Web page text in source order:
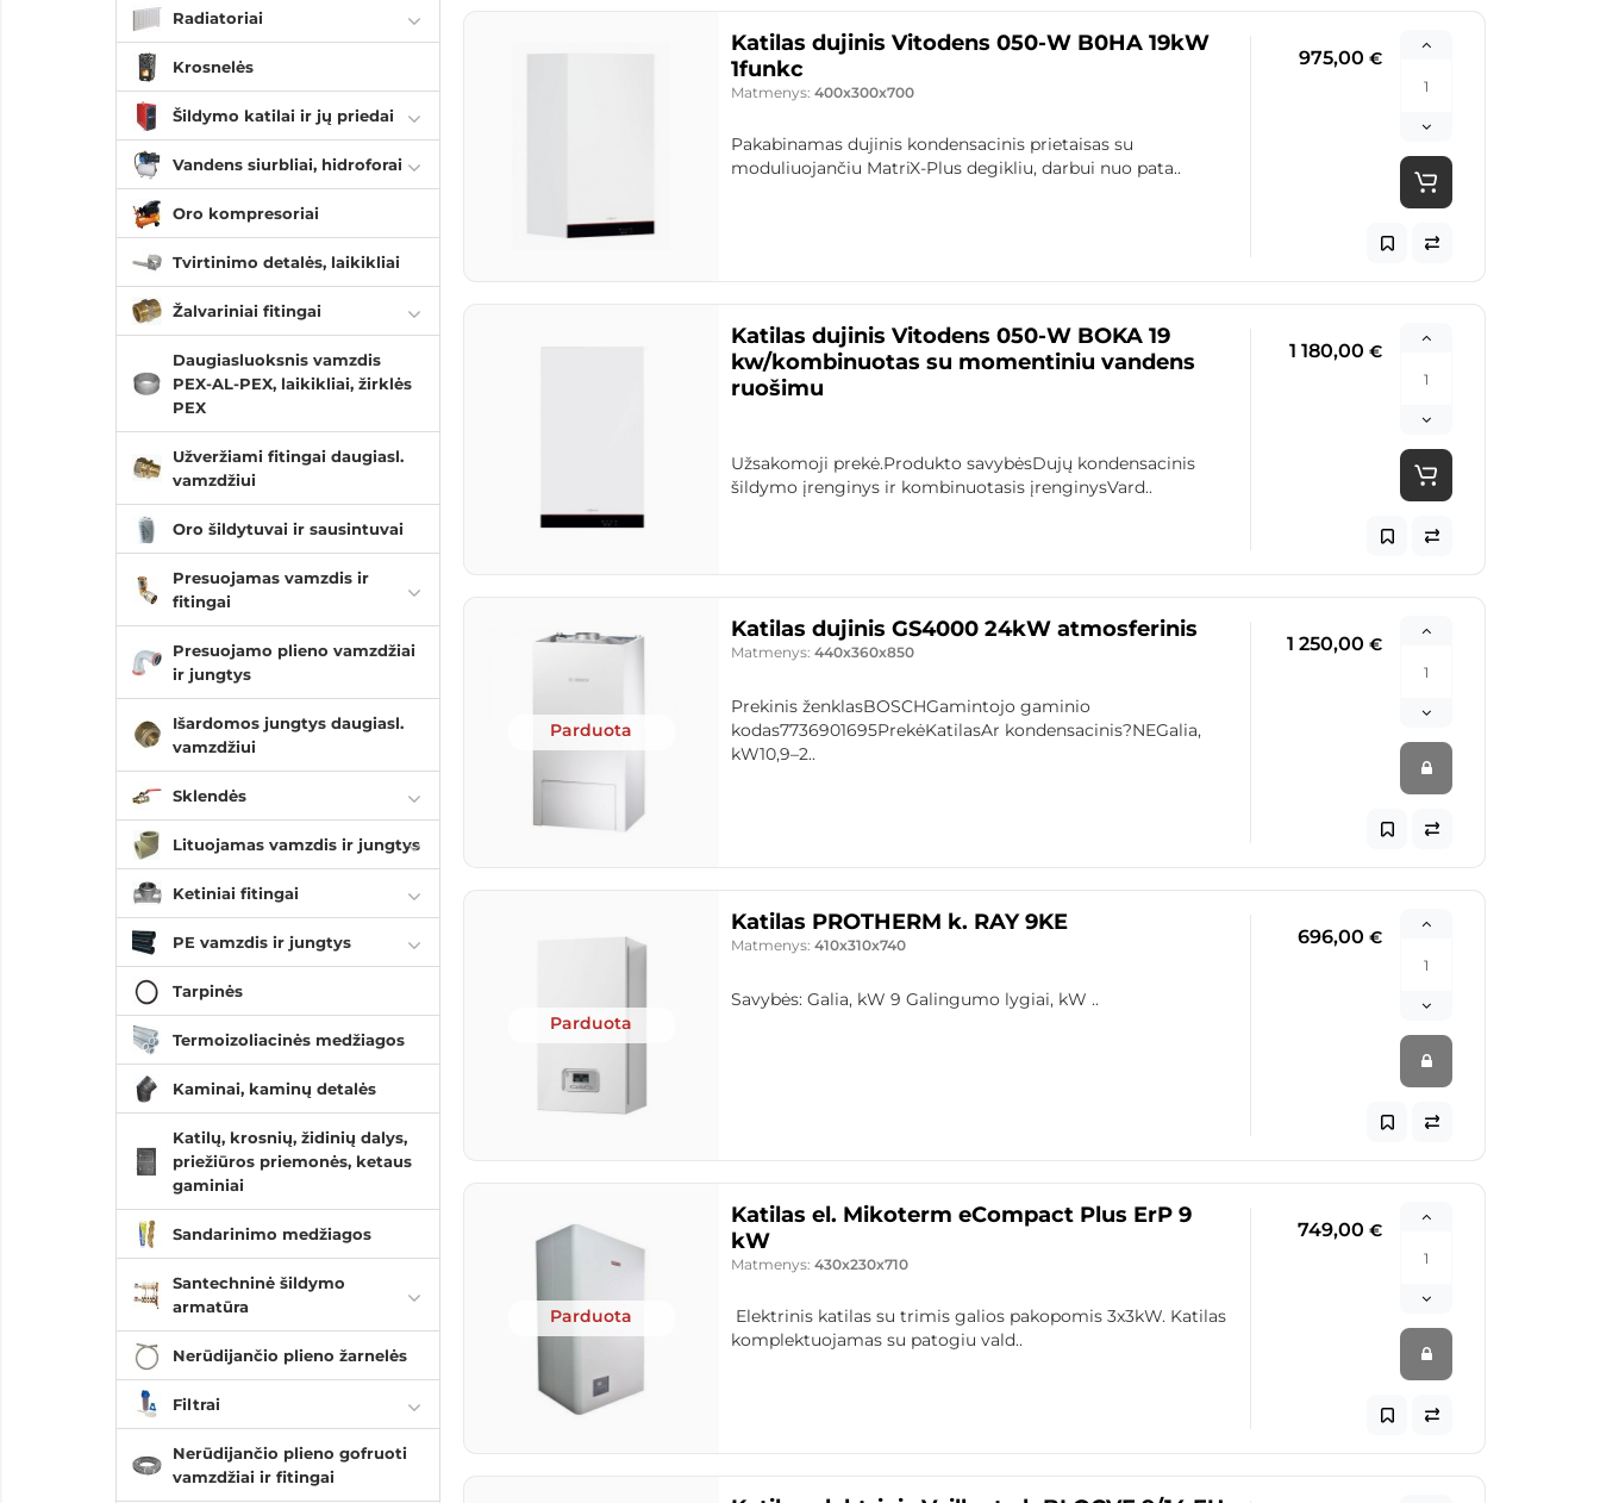
Radiatoriai
Krosnelės
Šildymo katilai ir jų priedai
Vandens siurbliai, hidroforai
Oro kompresoriai
Tvirtinimo detalės, laikikliai
Žalvariniai fitingai
Daugiasluoksnis vamzdis
PEX-AL-PEX, laikikliai, žirklės
PEX
Užveržiami fitingai daugiasl.
vamzdžiui
Oro šildytuvai ir sausintuvai
Presuojamas vamzdis ir
fitingai
Presuojamo plieno vamzdžiai
ir jungtys
Išardomos jungtys daugiasl.
vamzdžiui
Sklendės
Lituojamas vamzdis ir jungtys
Ketiniai fitingai
PE vamzdis ir jungtys
Tarpinės
Termoizoliacinės medžiagos
Kaminai, kaminų detalės
Katilų, krosnių, židinių dalys,
priežiūros priemonės, ketaus
gaminiai
Sandarinimo medžiagos
Santechninė šildymo
armatūra
Nerūdijančio plieno žarnelės
Filtrai
Nerūdijančio plieno gofruoti
vamzdžiai ir fitingai
Katilas dujinis Vitodens 050-W B0HA 19kW
1funkc
Matmenys: 400x300x700
Pakabinamas dujinis kondensacinis prietaisas su
moduliuojančiu MatriX-Plus degikliu, darbui nuo pata..
975,00 €
Katilas dujinis Vitodens 050-W BOKA 19
kw/kombinuotas su momentiniu vandens
ruošimu
Užsakomoji prekė.Produkto savybėsDujų kondensacinis
šildymo įrenginys ir kombinuotasis įrenginysVard..
1 180,00 €
Parduota
Katilas dujinis GS4000 24kW atmosferinis
Matmenys: 440x360x850
Prekinis ženklasBOSCHGamintojo gaminio
kodas7736901695PrekėKatilasAr kondensacinis?NEGalia,
kW10,9–2..
1 250,00 €
Parduota
Katilas PROTHERM k. RAY 9KE
Matmenys: 410x310x740
Savybės: Galia, kW 9 Galingumo lygiai, kW ..
696,00 €
Parduota
Katilas el. Mikoterm eCompact Plus ErP 9
kW
Matmenys: 430x230x710
Elektrinis katilas su trimis galios pakopomis 3x3kW. Katilas
komplektuojamas su patogiu vald..
749,00 €